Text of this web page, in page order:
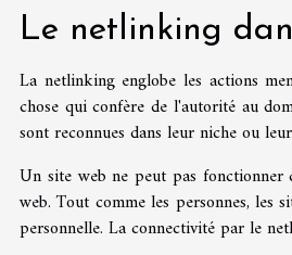
Le netlinking
La netlinking englobe les actions
chose qui confère de l'autorité au
sont reconnues dans leur niche ou
Un site web ne peut pas fonctionner
web. Tout comme les personnes, les
personnelle. La connectivité par le